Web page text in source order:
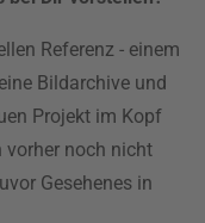
Referenz - einem
Bildarchive und
Projekt im Kopf
vorher noch nicht
Gesehenes in